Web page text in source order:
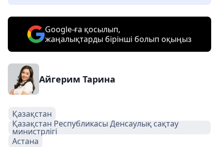
Google-ға қосылып,
жаңалықтарды бірінші болып оқыңыз
Айгерим Тарина
Қазақстан
Қазақстан Республикасы Денсаулық сақтау
министрлігі
Астана